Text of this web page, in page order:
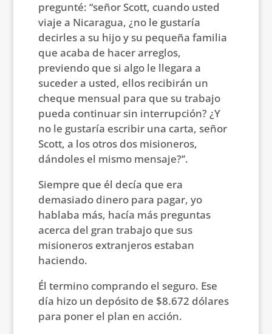
pregunté: “señor Scott, cuando usted
viaje a Nicaragua, ¿no le gustaría
decirles a su hijo y su pequeña familia
que acaba de hacer arreglos,
previendo que si algo le llegara a
suceder a usted, ellos recibirán un
cheque mensual para que su trabajo
pueda continuar sin interrupción? ¿Y
no le gustaría escribir una carta, señor
Scott, a los otros dos misioneros,
dándoles el mismo mensaje?’’.
Siempre que él decía que era
demasiado dinero para pagar, yo
hablaba más, hacía más preguntas
acerca del gran trabajo que sus
misioneros extranjeros estaban
haciendo.
Él termino comprando el seguro. Ese
día hizo un depósito de $8.672 dólares
para poner el plan en acción.